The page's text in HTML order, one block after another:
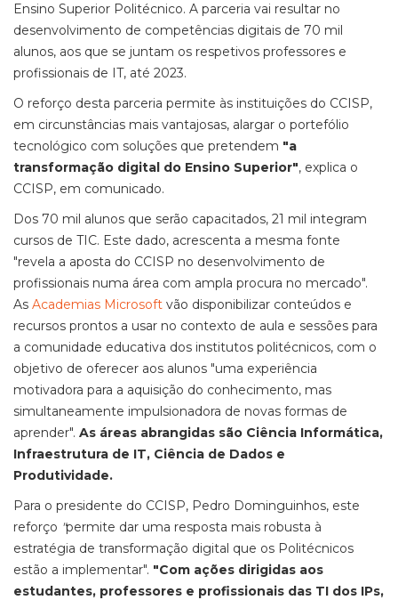
Ensino Superior Politécnico. A parceria vai resultar no
desenvolvimento de competências digitais de 70 mil
alunos, aos que se juntam os respetivos professores e
profissionais de IT, até 2023.
O reforço desta parceria permite às instituições do CCISP,
em circunstâncias mais vantajosas, alargar o portefólio
tecnológico com soluções que pretendem "a
transformação digital do Ensino Superior", explica o
CCISP, em comunicado.
Dos 70 mil alunos que serão capacitados, 21 mil integram
cursos de TIC. Este dado, acrescenta a mesma fonte
"revela a aposta do CCISP no desenvolvimento de
profissionais numa área com ampla procura no mercado".
As Academias Microsoft vão disponibilizar conteúdos e
recursos prontos a usar no contexto de aula e sessões para
a comunidade educativa dos institutos politécnicos, com o
objetivo de oferecer aos alunos "uma experiência
motivadora para a aquisição do conhecimento, mas
simultaneamente impulsionadora de novas formas de
aprender". As áreas abrangidas são Ciência Informática,
Infraestrutura de IT, Ciência de Dados e
Produtividade.
Para o presidente do CCISP, Pedro Dominguinhos, este
reforço "permite dar uma resposta mais robusta à
estratégia de transformação digital que os Politécnicos
estão a implementar". "Com ações dirigidas aos
estudantes, professores e profissionais das TI dos IPs,